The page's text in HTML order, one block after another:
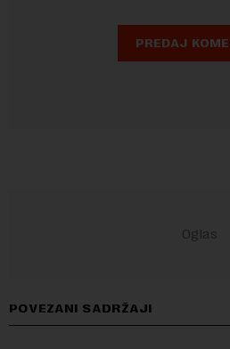
POVEZANI SADRŽAJI